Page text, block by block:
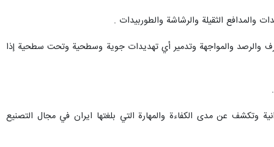
والمدافع الثقيلة والرشاشة والطوربيدات .
والرصد والمواجهة وتدمير أي تهديدات جوية وسطحية وتحت سطحية إذا
وتكشف عن مدى الكفاءة والمهارة التي بلغتها ايران في مجال التصنيع